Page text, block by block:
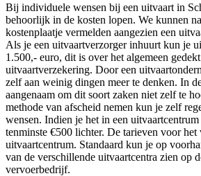
Bij individuele wensen bij een uitvaart in
behoorlijk in de kosten lopen. We kunnen
kostenplaatje vermelden aangezien een
Als je een uitvaartverzorger inhuurt kun je
1.500,- euro, dit is over het algemeen
uitvaartverzekering. Door een
zelf aan weinig dingen meer te denken. In
aangenaam om dit soort zaken niet zelf te
methode van afscheid nemen kun je zelf
wensen. Indien je het in een
tenminste €500 lichter. De tarieven voor het
uitvaartcentrum. Standaard kun je op
van de verschillende uitvaartcentra zien op
vervoerbedrijf.